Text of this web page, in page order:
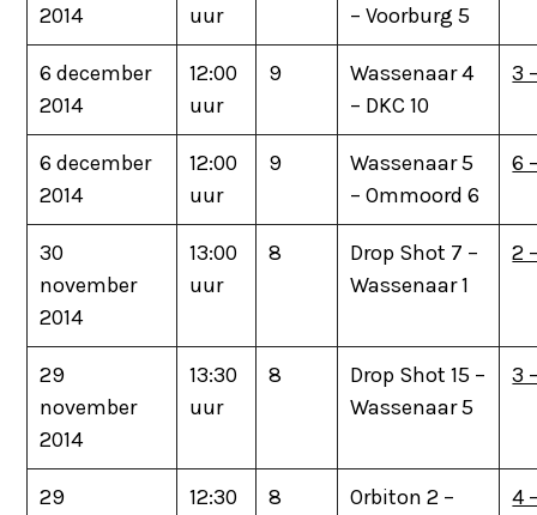
2014
uur
– Voorburg 5
6 december
2014
12:00
uur
9
Wassenaar 4
– DKC 10
3
6 december
2014
12:00
uur
9
Wassenaar 5
– Ommoord 6
6
30
november
2014
13:00
uur
8
Drop Shot 7 –
Wassenaar 1
2
29
november
2014
13:30
uur
8
Drop Shot 15 –
Wassenaar 5
3
29 12:30 8 Orbiton 2 – 4